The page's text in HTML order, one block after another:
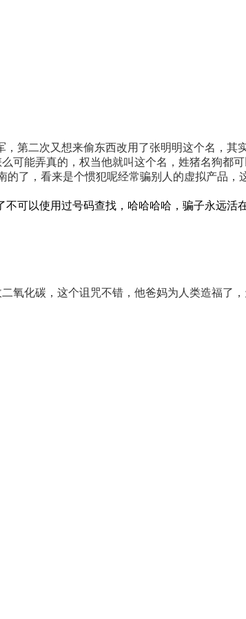
第二次又想来偷东西改用了张明明这个名，
可能弄真的，权当他就叫这个名，姓猪名狗都可
的了，看来是个惯犯呢经常骗别人的虚拟产品
不可以使用过号码查找，哈哈哈哈，骗子永远活
化碳，这个诅咒不错，他爸妈为人类造福了，